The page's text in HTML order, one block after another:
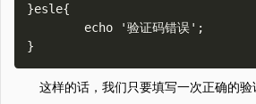
}esle{
这样的话，我们只要填写一次正确的